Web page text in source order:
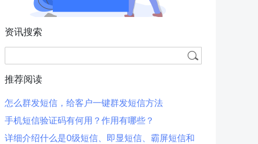
资讯搜索
推荐阅读
怎么群发短信，给客户一键群发短信方法
手机短信验证码有何用？作用有哪些？
详细介绍什么是0级短信、即显短信、霸屏短信和